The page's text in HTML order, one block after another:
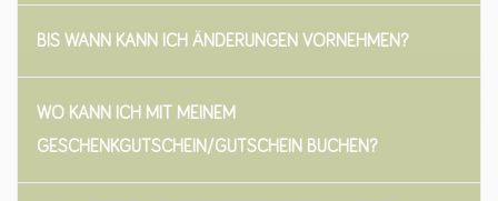
BIS WANN KANN ICH ÄNDERUNGEN VORNEHMEN?
WO KANN ICH MIT MEINEM
GESCHENKGUTSCHEIN/GUTSCHEIN BUCHEN?